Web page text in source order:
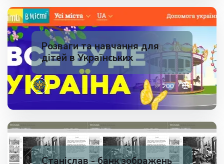
Розваги та навчання для
дітей в Українських
✅ 200 1
Станіслав - банк зображень